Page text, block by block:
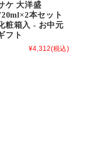
ケ 大洋盛
本セット
粧箱入 - お中元
フト
¥4,312(税込)